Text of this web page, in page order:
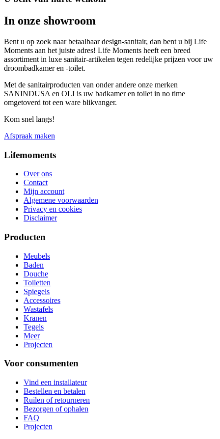
In onze showroom
Bent u op zoek naar betaalbaar design-sanitair, dan bent u bij Life
Moments aan het juiste adres! Life Moments heeft een breed
assortiment in luxe sanitair-artikelen tegen redelijke prijzen voor uw
droombadkamer en -toilet.
Met de sanitairproducten van onder andere onze merken
SANINDUSA en OLI is uw badkamer en toilet in no time
omgetoverd tot een ware blikvanger.
Kom snel langs!
Afspraak maken
Lifemoments
Over ons
Contact
Mijn account
Algemene voorwaarden
Privacy en cookies
Disclaimer
Producten
Meubels
Baden
Douche
Toiletten
Spiegels
Accessoires
Wastafels
Kranen
Tegels
Meer
Projecten
Voor consumenten
Vind een installateur
Bestellen en betalen
Ruilen of retourneren
Bezorgen of ophalen
FAQ
Projecten